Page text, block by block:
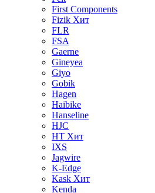
First Components
Fizik Хит
FLR
FSA
Gaerne
Gineyea
Giyo
Gobik
Hagen
Haibike
Hanseline
HJC
HT Хит
IXS
Jagwire
K-Edge
Kask Хит
Kenda